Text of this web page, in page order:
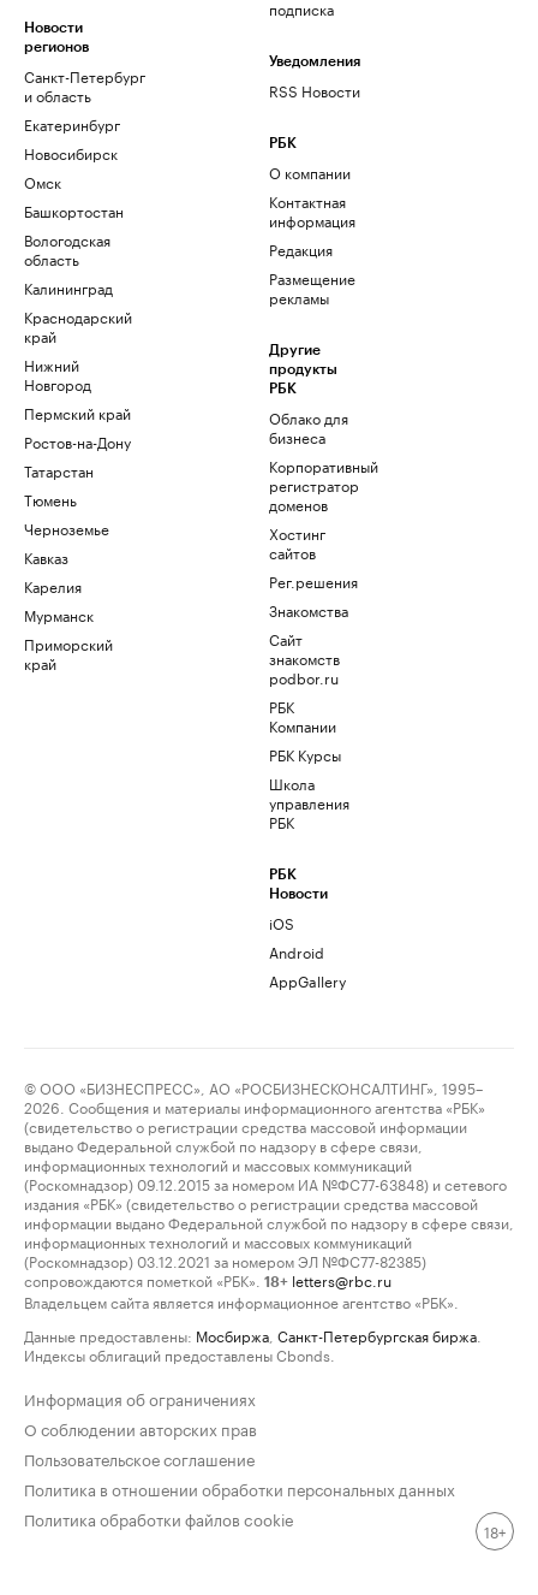
Новости
регионов
Санкт-Петербург
и область
Екатеринбург
Новосибирск
Омск
Башкортостан
Вологодская
область
Калининград
Краснодарский
край
Нижний
Новгород
Пермский край
Ростов-на-Дону
Татарстан
Тюмень
Черноземье
Кавказ
Карелия
Мурманск
Приморский
край
подписка
Уведомления
RSS Новости
РБК
О компании
Контактная
информация
Редакция
Размещение
рекламы
Другие
продукты
РБК
Облако для
бизнеса
Корпоративный
регистратор
доменов
Хостинг
сайтов
Рег.решения
Знакомства
Сайт
знакомств
podbor.ru
РБК
Компании
РБК Курсы
Школа
управления
РБК
РБК
Новости
iOS
Android
AppGallery
© ООО «БИЗНЕСПРЕСС», АО «РОСБИЗНЕСКОНСАЛТИНГ», 1995–
2026. Сообщения и материалы информационного агентства «РБК»
(свидетельство о регистрации средства массовой информации
выдано Федеральной службой по надзору в сфере связи,
информационных технологий и массовых коммуникаций
(Роскомнадзор) 09.12.2015 за номером ИА №ФС77-63848) и сетевого
издания «РБК» (свидетельство о регистрации средства массовой
информации выдано Федеральной службой по надзору в сфере связи,
информационных технологий и массовых коммуникаций
(Роскомнадзор) 03.12.2021 за номером ЭЛ №ФС77-82385)
сопровождаются пометкой «РБК».
18+ letters@rbc.ru
Владельцем сайта является информационное агентство «РБК».
Данные предоставлены: Мосбиржа Санкт-Петербургская биржа
Индексы облигаций предоставлены Cbonds.
Информация об ограничениях
О соблюдении авторских прав
Пользовательское соглашение
Политика в отношении обработки персональных данных
Политика обработки файлов cookie
18+